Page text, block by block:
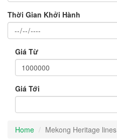
Thời Gian Khởi Hành
Giá Từ
Giá Tới
Home Mekong Heritage lines